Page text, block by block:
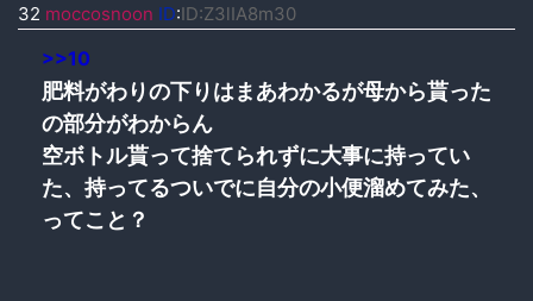
32 moccosnoon ID:ID:Z3lIA8m30
>>10
肥料がわりの下りはまあわかるが母から貰った
の部分がわからん
空ボトル貰って捨てられずに大事に持ってい
た、持ってるついでに自分の小便溜めてみた、
ってこと？